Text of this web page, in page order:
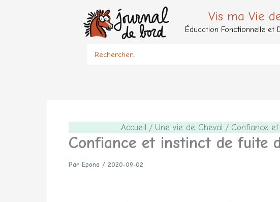
Vis ma Vie
Éducation Fonctionnelle et
for:
Accueil Une vie de Cheval Confiance
Confiance et instinct de fuite
Par Epona / 2020-09-02